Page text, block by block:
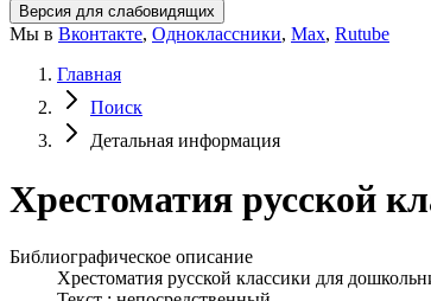
Версия для слабовидящих
Мы в Вконтакте, Одноклассники, Max, Rutube
Главная
Поиск
Детальная информация
Хрестоматия русской
Библиографическое описание
Хрестоматия русской классики для